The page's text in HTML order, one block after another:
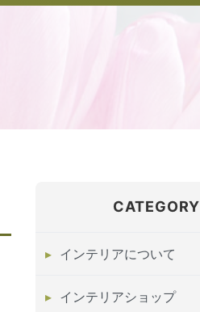
CATEGORY
インテリアについて
インテリアショップ